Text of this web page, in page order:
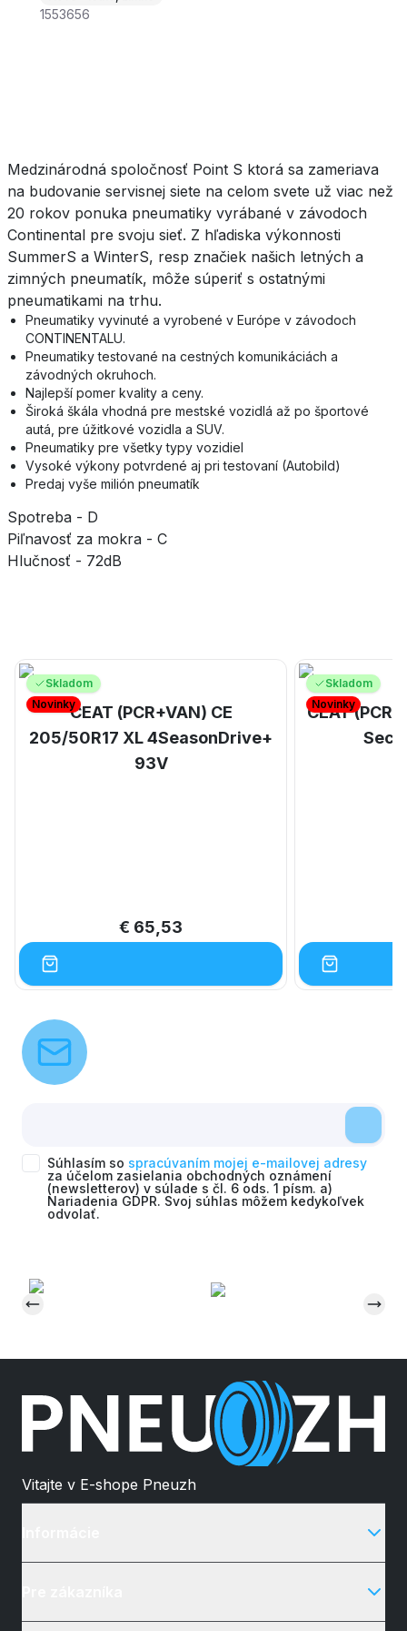
1553656
Medzinárodná spoločnosť Point S ktorá sa zameriava
na budovanie servisnej siete na celom svete už viac než
20 rokov ponuka pneumatiky vyrábané v závodoch
Continental pre svoju sieť. Z hľadiska výkonnosti
SummerS a WinterS, resp značiek našich letných a
zimných pneumatík, môže súperiť s ostatnými
pneumatikami na trhu.
Pneumatiky vyvinuté a vyrobené v Európe v závodoch
CONTINENTALU.
Pneumatiky testované na cestných komunikáciách a
závodných okruhoch.
Najlepší pomer kvality a ceny.
Široká škála vhodná pre mestské vozidlá až po športové
autá, pre úžitkové vozidla a SUV.
Pneumatiky pre všetky typy vozidiel
Vysoké výkony potvrdené aj pri testovaní (Autobild)
Predaj vyše milión pneumatík
Spotreba - D
Piľnavosť za mokra - C
Hlučnosť - 72dB
Skladom
NovinkyCEAT (PCR+VAN) CE
205/50R17 XL 4SeasonDrive+
93V
€ 65,53
Skladom
Novinky
CEAT
Súhlasím so spracúvaním mojej e-mailovej adresy
za účelom zasielania obchodných oznámení
(newsletterov) v súlade s čl. 6 ods. 1 písm. a)
Nariadenia GDPR. Svoj súhlas môžem kedykoľvek
odvolať.
Vitajte v E-shope Pneuzh